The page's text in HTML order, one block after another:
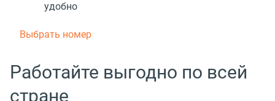
удобно
Выбрать номер
Работайте выгодно по всей
стране